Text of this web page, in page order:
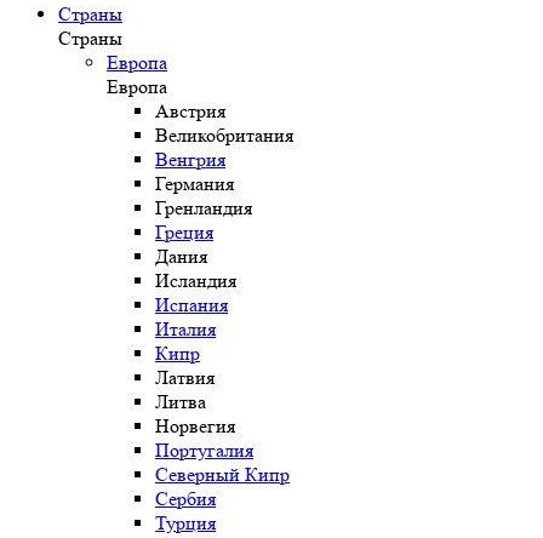
Страны
Страны
Европа
Европа
Австрия
Великобритания
Венгрия
Германия
Гренландия
Греция
Дания
Исландия
Испания
Италия
Кипр
Латвия
Литва
Норвегия
Португалия
Северный Кипр
Сербия
Турция